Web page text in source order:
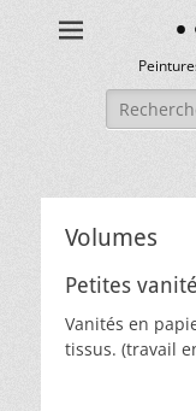
Volumes
Petites
Vanités en
tissus. (travail